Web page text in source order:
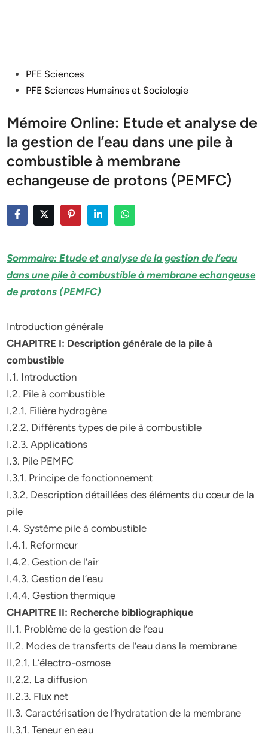
PostedPFE Sciences
PFE Sciences Humaines et Sociologie
Mémoire Online: Etude et analyse de
la gestion de l’eau dans une pile à
combustible à membrane
echangeuse de protons (PEMFC)
Sommaire: Etude et analyse de la gestion de l’eau
dans une pile à combustible à membrane echangeuse
de protons (PEMFC)
Introduction générale
CHAPITRE I: Description générale de la pile à
combustible
I.1. Introduction
I.2. Pile à combustible
I.2.1. Filière hydrogène
I.2.2. Différents types de pile à combustible
I.2.3. Applications
I.3. Pile PEMFC
I.3.1. Principe de fonctionnement
I.3.2. Description détaillées des éléments du cœur de la
pile
I.4. Système pile à combustible
I.4.1. Reformeur
I.4.2. Gestion de l’air
I.4.3. Gestion de l’eau
I.4.4. Gestion thermique
CHAPITRE II: Recherche bibliographique
II.1. Problème de la gestion de l’eau
II.2. Modes de transferts de l’eau dans la membrane
II.2.1. L’électro-osmose
II.2.2. La diffusion
II.2.3. Flux net
II.3. Caractérisation de l’hydratation de la membrane
II.3.1. Teneur en eau